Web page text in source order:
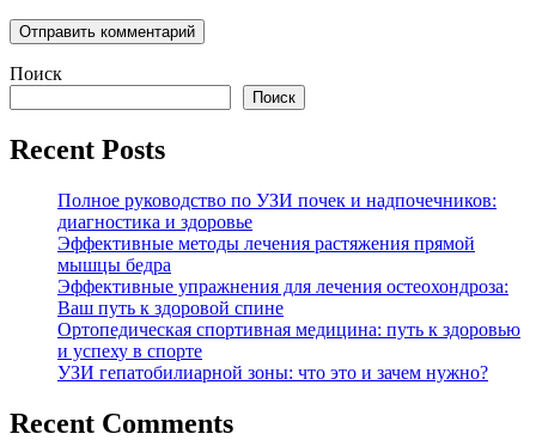
Поиск
Поиск
Recent Posts
Полное руководство по УЗИ почек и надпочечников:
диагностика и здоровье
Эффективные методы лечения растяжения прямой
мышцы бедра
Эффективные упражнения для лечения остеохондроза:
Ваш путь к здоровой спине
Ортопедическая спортивная медицина: путь к здоровью
и успеху в спорте
УЗИ гепатобилиарной зоны: что это и зачем нужно?
Recent Comments